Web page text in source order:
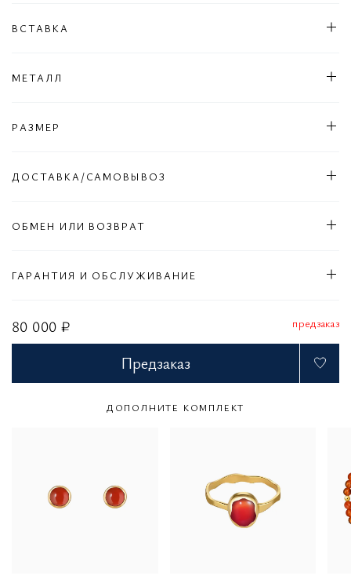
80 000 ₽ предзаказ
Предзаказ
ВСТАВКА
МЕТАЛЛ
РАЗМЕР
ДОСТАВКА/САМОВЫВОЗ
ОБМЕН ИЛИ ВОЗВРАТ
ГАРАНТИЯ И ОБСЛУЖИВАНИЕ
ДОПОЛНИТЕ КОМПЛЕКТ